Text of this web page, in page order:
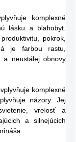
komplexné
lásku a blahobyt.
pokrok,
je farbou rastu,
a neustálej obnovy
komplexné
názory. Jej
vrelosť a
a silnejúcich